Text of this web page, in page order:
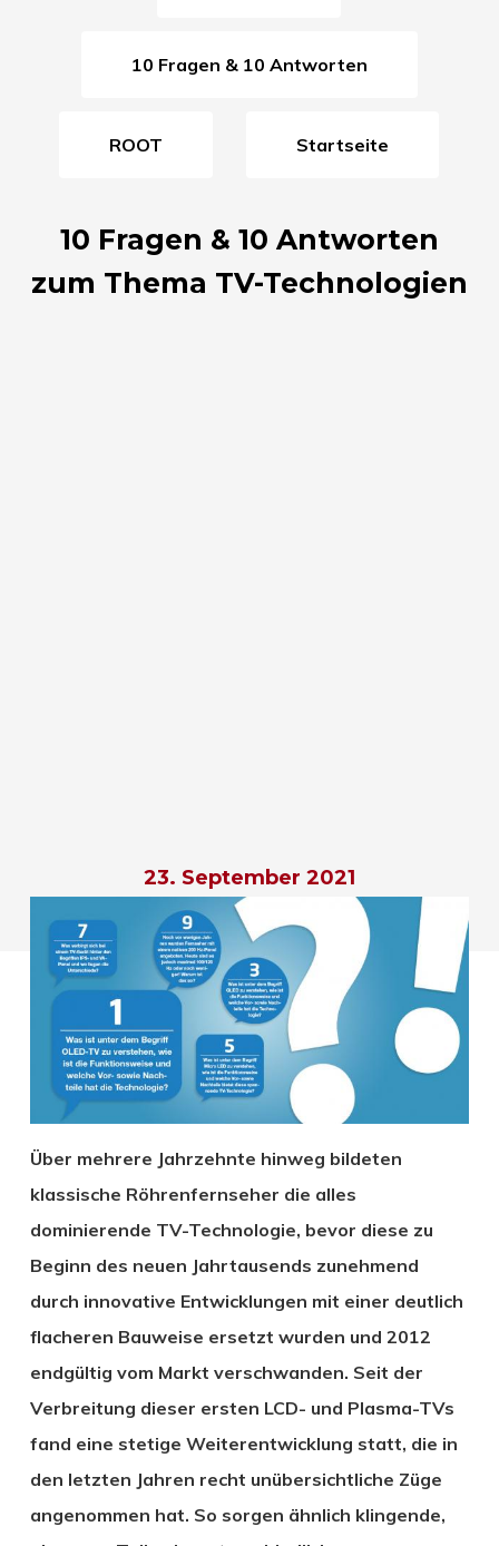
10 Fragen & 10 Antworten
ROOT Startseite
10 Fragen & 10 Antworten
zum Thema TV-Technologien
23. September 2021
Über mehrere Jahrzehnte hinweg bildeten
klassische Röhrenfernseher die alles
dominierende TV-Technologie, bevor diese zu
Beginn des neuen Jahrtausends zunehmend
durch innovative Entwicklungen mit einer deutlich
flacheren Bauweise ersetzt wurden und 2012
endgültig vom Markt verschwanden. Seit der
Verbreitung dieser ersten LCD- und Plasma-TVs
fand eine stetige Weiterentwicklung statt, die in
den letzten Jahren recht unübersichtliche Züge
angenommen hat. So sorgen ähnlich klingende,